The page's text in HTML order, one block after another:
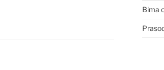
Bima